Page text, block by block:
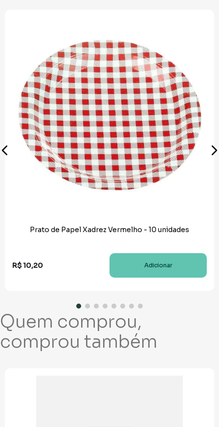
Prato de Papel Xadrez Vermelho - 10 unidades
R$10,20 Adicionar
Quem comprou,
comprou também